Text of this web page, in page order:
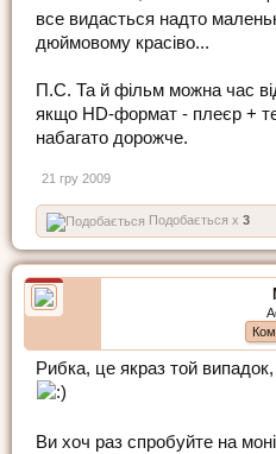
все видасться надто
дюймовому красіво...
П.С. Та й фільм можна час
якщо HD-формат - плеєр +
набагато дорожче.
21 гру 2009
Подобається x 3
Рибка, це якраз той
Ви хоч раз спробуйте на